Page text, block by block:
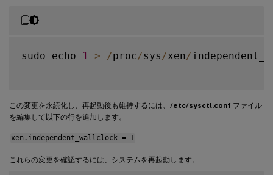
sudo echo 1 > /proc/sys /xen/
この変更を永続化し、再起動後も維持するには、 /etc/sysctl.conf ファイル
を編集して以下の行を追加します。
xen.independent_wallclock = 1
これらの変更を確認するには、システムを再起動します。